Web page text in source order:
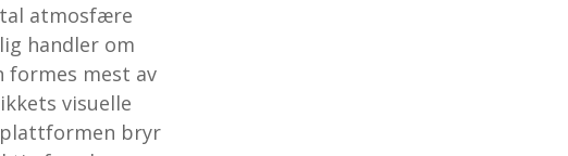
atmosfære
handler om
formes mest av
visuelle
bryr